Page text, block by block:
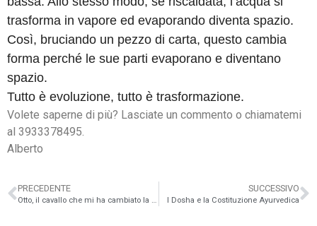
trasforma in vapore ed evaporando diventa spazio.
Così, bruciando un pezzo di carta, questo cambia
forma perché le sue parti evaporano e diventano
spazio.
Tutto è evoluzione, tutto è trasformazione.
Volete saperne di più? Lasciate un commento o chiamatemi
al 3933378495.
Alberto
PRECEDENTE
Otto, il cavallo che mi ha cambiato la vita
SUCCESSIVO
I Dosha e la Costituzione Ayurvedica